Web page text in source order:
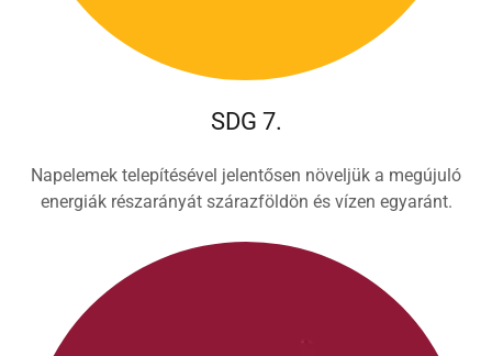
SDG 7.
Napelemek telepítésével jelentősen növeljük a megújuló
energiák részarányát szárazföldön és vízen egyaránt.